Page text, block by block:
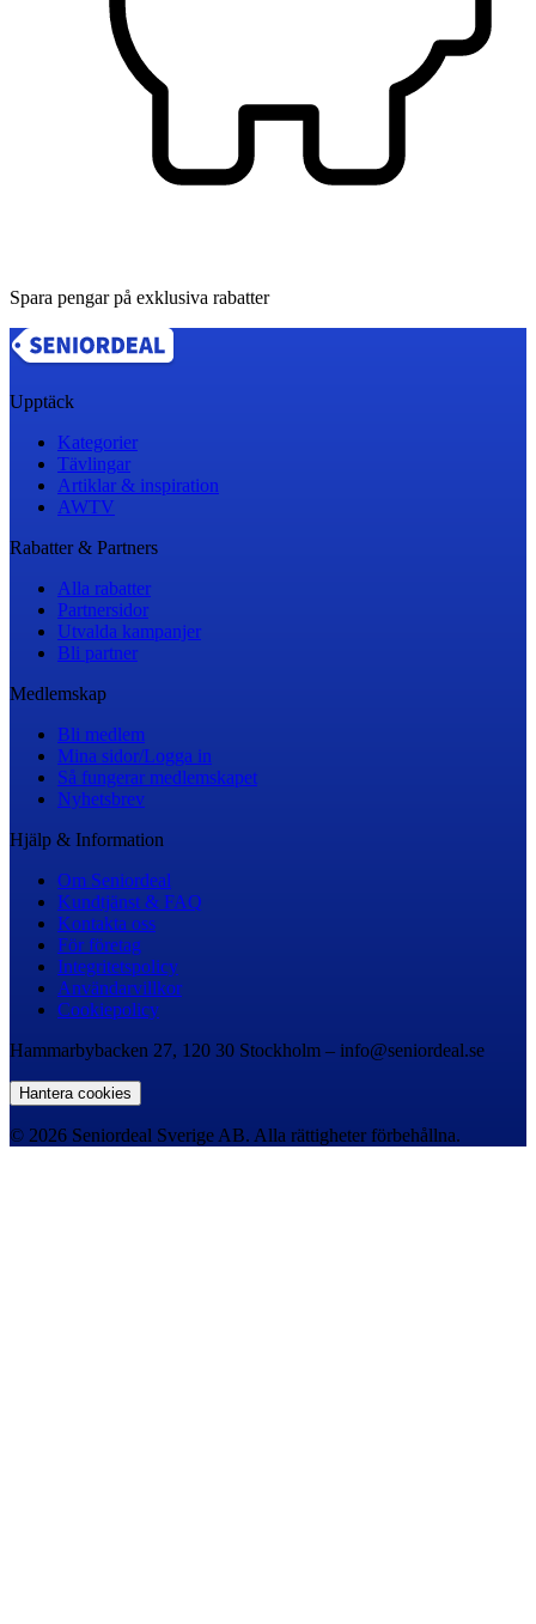
Spara pengar på exklusiva rabatter
Upptäck
Kategorier
Tävlingar
Artiklar & inspiration
AWTV
Rabatter & Partners
Alla rabatter
Partnersidor
Utvalda kampanjer
Bli partner
Medlemskap
Bli medlem
Mina sidor/Logga in
Så fungerar medlemskapet
Nyhetsbrev
Hjälp & Information
Om Seniordeal
Kundtjänst & FAQ
Kontakta oss
För företag
Integritetspolicy
Användarvillkor
Cookiepolicy
Hammarbybacken 27, 120 30 Stockholm – info@seniordeal.se
Hantera cookies
© 2026 Seniordeal Sverige AB. Alla rättigheter förbehållna.